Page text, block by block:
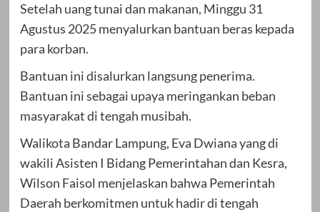
Setelah uang tunai dan makanan, Minggu 31
Agustus 2025 menyalurkan bantuan beras kepada
para korban.
Bantuan ini disalurkan langsung penerima.
Bantuan ini sebagai upaya meringankan beban
masyarakat di tengah musibah.
Walikota Bandar Lampung, Eva Dwiana yang di
wakili Asisten I Bidang Pemerintahan dan Kesra,
Wilson Faisol menjelaskan bahwa Pemerintah
Daerah berkomitmen untuk hadir di tengah